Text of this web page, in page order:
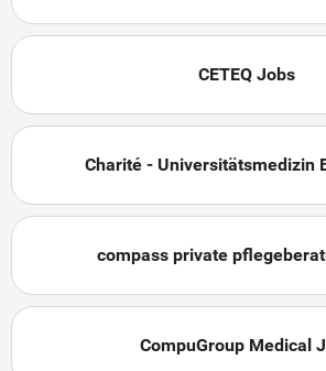
CETEQ Jobs
Charité - Universitätsmedizin
compass private
CompuGroup Medical